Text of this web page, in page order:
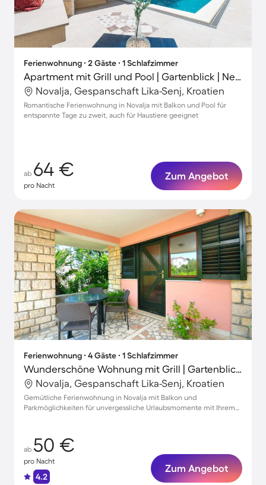
Ferienwohnung ∙ 2 Gäste ∙ 1 Schlafzimmer
Apartment mit Grill und Pool | Gartenblick | Neben dem Strand | Haustiere sind willkommen
Novalja, Gespanschaft Lika-Senj, Kroatien
Romantische Ferienwohnung in Novalja mit Balkon und Pool für
entspannte Tage zu zweit, auch für Haustiere geeignet
ab 64 €
pro Nacht
Zum Angebot
Ferienwohnung ∙ 4 Gäste ∙ 1 Schlafzimmer
Wunderschöne Wohnung mit Grill | Gartenblick | Neben dem Strand | Hunde erlaubt
Novalja, Gespanschaft Lika-Senj, Kroatien
Gemütliche Ferienwohnung in Novalja mit Balkon und
Parkmöglichkeiten für unvergessliche Urlaubsmomente mit Ihrem
ab 50 €
pro Nacht
4.2
Zum Angebot